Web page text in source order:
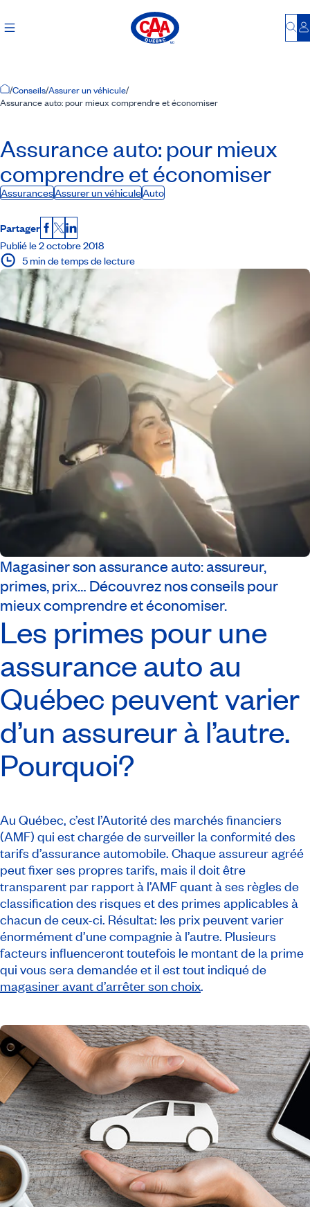
Accueil
/Conseils/Assurer un véhicule/
Assurance auto: pour mieux comprendre et économiser
Assurance auto: pour mieux
comprendre et économiser
AssurancesAssurer un véhiculeAuto
Partager Facebook
X LinkedIn
Publié le 2 octobre 2018
5 min de temps de lecture
Magasiner son assurance auto: assureur,
primes, prix… Découvrez nos conseils pour
mieux comprendre et économiser.
Les primes pour une
assurance auto au
Québec peuvent varier
d’un assureur à l’autre.
Pourquoi?
Au Québec, c’est l’Autorité des marchés financiers
(AMF) qui est chargée de surveiller la conformité des
tarifs d’assurance automobile. Chaque assureur agréé
peut fixer ses propres tarifs, mais il doit être
transparent par rapport à l’AMF quant à ses règles de
classification des risques et des primes applicables à
chacun de ceux-ci. Résultat: les prix peuvent varier
énormément d’une compagnie à l’autre. Plusieurs
facteurs influenceront toutefois le montant de la prime
qui vous sera demandée et il est tout indiqué de
magasiner avant d’arrêter son choix.